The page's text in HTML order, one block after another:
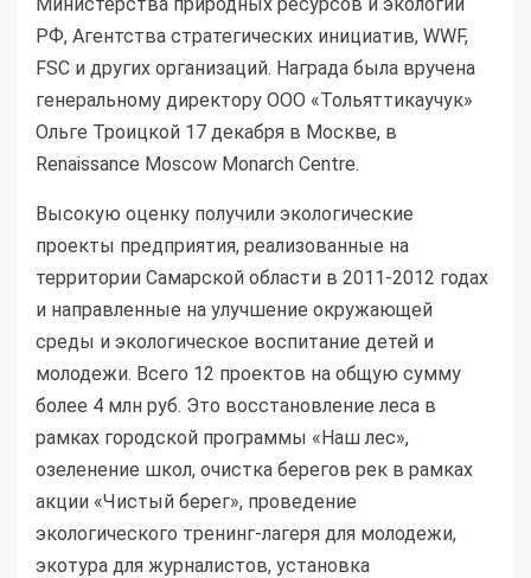
РФ, Агентства стратегических инициатив, WWF,
FSC и других организаций. Награда была вручена
генеральному директору ООО «Тольяттикаучук»
Ольге Троицкой 17 декабря в Москве, в
Renaissance Moscow Monarch Centre.
Высокую оценку получили экологические
проекты предприятия, реализованные на
территории Самарской области в 2011-2012 годах
и направленные на улучшение окружающей
среды и экологическое воспитание детей и
молодежи. Всего 12 проектов на общую сумму
более 4 млн руб. Это восстановление леса в
рамках городской программы «Наш лес»,
озеленение школ, очистка берегов рек в рамках
акции «Чистый берег», проведение
экологического тренинг-лагеря для молодежи,
экотура для журналистов, установка